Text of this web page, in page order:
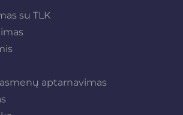
su TLK
aptarnavimas